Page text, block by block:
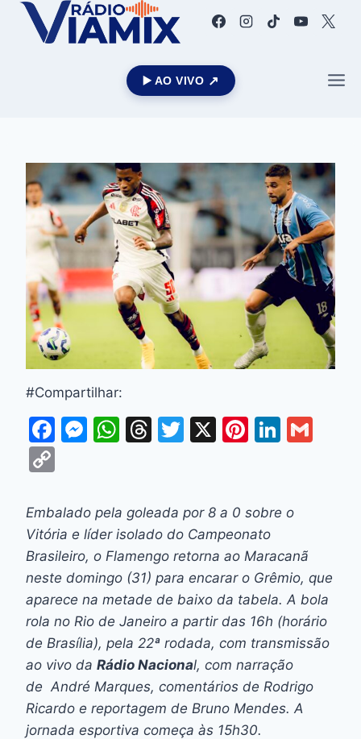
▶️ AO VIVO
#Compartilhar:
F
e
b
o
o
k
M
s
e
n
g
er
W
s
A
p
p
T
a
d
s
T
er
X
Pi
e
st
Li
e
n
p
y
Li
n
k
Embalado pela goleada por 8 a 0 sobre o
Vitória e líder isolado do Campeonato
Brasileiro, o Flamengo retorna ao Maracanã
neste domingo (31) para encarar o Grêmio, que
aparece na metade de baixo da tabela. A bola
rola no Rio de Janeiro a partir das 16h (horário
de Brasília), pela 22ª rodada, com transmissão
ao vivo da Rádio Nacional, com narração
de André Marques, comentários de Rodrigo
Ricardo e reportagem de Bruno Mendes. A
jornada esportiva começa às 15h30.